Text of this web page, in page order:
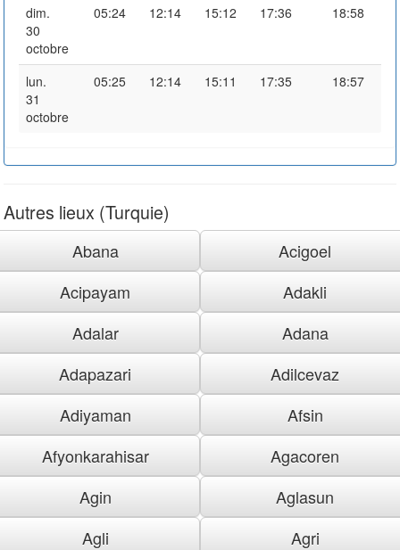
dim.
30
octobre
05:24 12:14 15:12 17:36 18:58
lun.
31
octobre
05:25 12:14 15:11 17:35 18:57
Autres lieux (Turquie)
Abana
Acigoel
Acipayam
Adakli
Adalar
Adana
Adapazari
Adilcevaz
Adiyaman
Afsin
Afyonkarahisar
Agacoren
Agin
Aglasun
Agli
Agri